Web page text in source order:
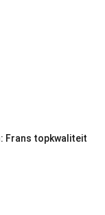
Frans topkwaliteit